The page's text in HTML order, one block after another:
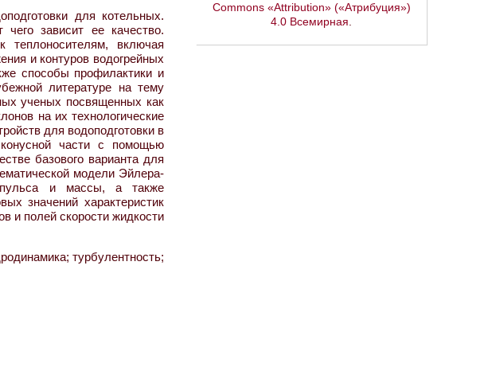
для котельных.
зависит ее качество.
теплоносителям, включая
и контуров водогрейных
способы профилактики и
литературе на тему
ученых посвященных как
на их технологические
для водоподготовки в
части с помощью
базового варианта для
модели Эйлера-
и массы, а также
значений характеристик
и полей скорости жидкости
турбулентность;
Commons «Attribution» («Атрибуция»)
4.0 Всемирная